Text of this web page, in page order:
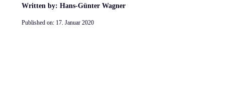
Written by: Hans-Günter Wagner
Published on: 17. Januar 2020